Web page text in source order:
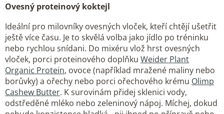
Ovesný proteinový koktejl
Ideální pro milovníky ovesných vloček, kteří chtějí ušetřit
ještě více času. Je to skvělá volba jako jídlo po tréninku
nebo rychlou snídani. Do mixéru vlož hrst ovesných
vloček, porci proteinového doplňku Weider Plant
Organic Protein, ovoce (například mražené maliny nebo
borůvky) a ořechy nebo porci ořechového krému Olimp
Cashew Butter. K surovinám přidej sklenici vody,
odstředěné mléko nebo zeleninový nápoj. Míchej, dokud